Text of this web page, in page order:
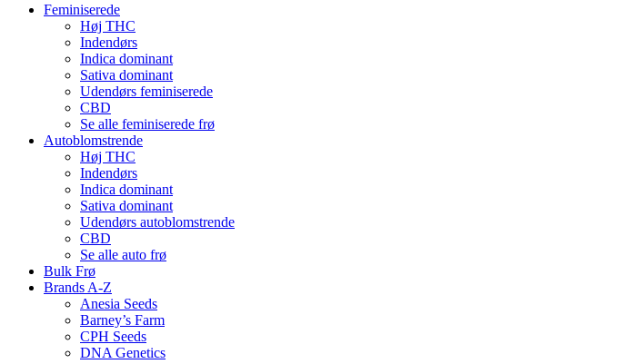
Feminiserede
Høj THC
Indendørs
Indica dominant
Sativa dominant
Udendørs feminiserede
CBD
Se alle feminiserede frø
Autoblomstrende
Høj THC
Indendørs
Indica dominant
Sativa dominant
Udendørs autoblomstrende
CBD
Se alle auto frø
Bulk Frø
Brands A-Z
Anesia Seeds
Barney’s Farm
CPH Seeds
DNA Genetics